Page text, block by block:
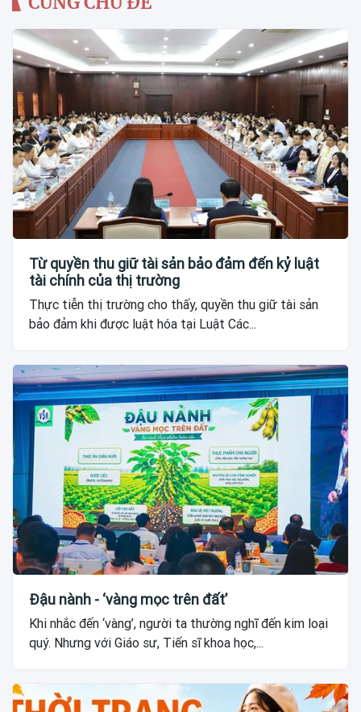
Từ quyền thu giữ tài sản bảo đảm đến kỷ luật
tài chính của thị trường
Thực tiễn thị trường cho thấy, quyền thu giữ tài sản
bảo đảm khi được luật hóa tại Luật Các...
Đậu nành - ‘vàng mọc trên đất’
Khi nhắc đến ‘vàng’, người ta thường nghĩ đến kim loại
quý. Nhưng với Giáo sư, Tiến sĩ khoa học,...